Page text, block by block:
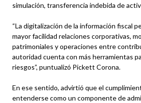
simulación, transferencia indebida de
“La digitalización de la información fiscal
mayor facilidad relaciones corporativas,
patrimoniales y operaciones entre
autoridad cuenta con más herramientas
riesgos”, puntualizó Pickett Corona.
En ese sentido, advirtió que el
entenderse como un componente de